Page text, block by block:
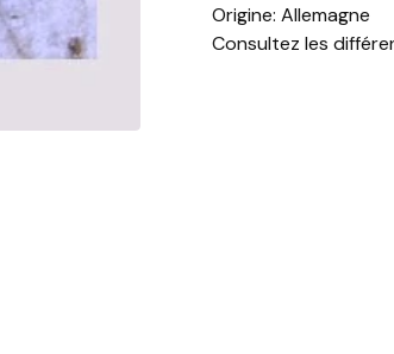
Origine: Allemagne
Consultez les